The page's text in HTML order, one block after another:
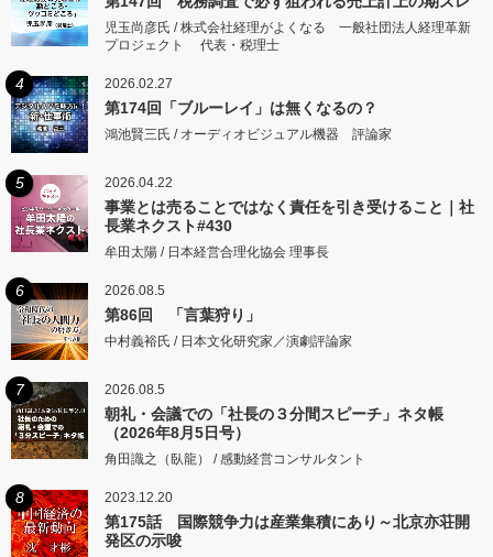
児玉尚彦氏 / 株式会社経理がよくなる 一般社団法人経理革新
プロジェクト 代表・税理士
4 2026.02.27
第174回「ブルーレイ」は無くなるの？
鴻池賢三氏 / オーディオビジュアル機器 評論家
5 2026.04.22
事業とは売ることではなく責任を引き受けること｜社
長業ネクスト#430
牟田太陽 / 日本経営合理化協会 理事長
6 2026.08.5
第86回 「言葉狩り」
中村義裕氏 / 日本文化研究家／演劇評論家
7 2026.08.5
朝礼・会議での「社長の３分間スピーチ」ネタ帳
（2026年8月5日号）
角田識之（臥龍） / 感動経営コンサルタント
8 2023.12.20
第175話 国際競争力は産業集積にあり～北京亦荘開
発区の示唆